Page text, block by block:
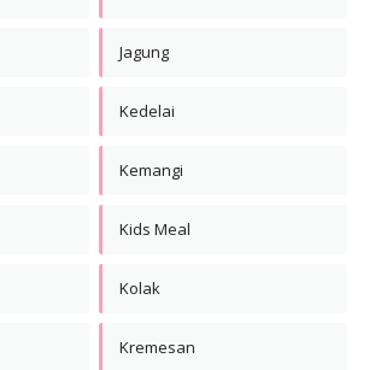
Jagung
Kedelai
Kemangi
Kids Meal
Kolak
Kremesan